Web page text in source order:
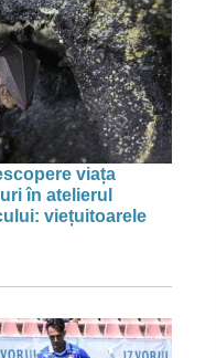
viața
în atelierul
viețuitoarele